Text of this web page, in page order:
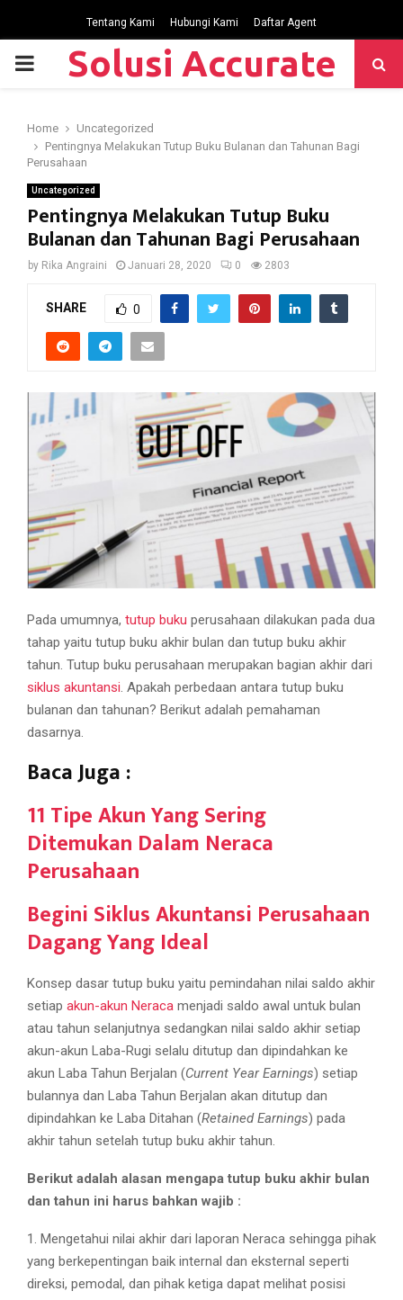
Tentang Kami Hubungi Kami Daftar Agent
P
M
A
U
Solusi Accurate
Home
Uncategorized
Pentingnya Melakukan Tutup Buku Bulanan dan Tahunan Bagi
Perusahaan
Uncategorized
Pentingnya Melakukan Tutup Buku
Bulanan dan Tahunan Bagi Perusahaan
by Rika Angraini Januari 28, 2020 0 2803
SHARE 0
Pada umumnya, tutup buku perusahaan dilakukan pada dua
tahap yaitu tutup buku akhir bulan dan tutup buku akhir
tahun. Tutup buku perusahaan merupakan bagian akhir dari
siklus akuntansi. Apakah perbedaan antara tutup buku
bulanan dan tahunan? Berikut adalah pemahaman
dasarnya.
Baca Juga :
11 Tipe Akun Yang Sering
Ditemukan Dalam Neraca
Perusahaan
Begini Siklus Akuntansi Perusahaan
Dagang Yang Ideal
Konsep dasar tutup buku yaitu pemindahan nilai saldo akhir
setiap akun-akun Neraca menjadi saldo awal untuk bulan
atau tahun selanjutnya sedangkan nilai saldo akhir setiap
akun-akun Laba-Rugi selalu ditutup dan dipindahkan ke
akun Laba Tahun Berjalan (Current YearEarnings) setiap
bulannya dan Laba Tahun Berjalan akan ditutup dan
dipindahkan ke Laba Ditahan (Retained Earnings) pada
akhir tahun setelah tutup buku akhir tahun.
Berikut adalah alasan mengapa tutup buku akhir bulan
dan tahun ini harus bahkan wajib :
1. Mengetahui nilai akhir dari laporan Neraca sehingga pihak
yang berkepentingan baik internal dan eksternal seperti
direksi, pemodal, dan pihak ketiga dapat melihat posisi